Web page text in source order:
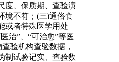
度、保质期、查验演
境不符；(三)通俗食
或者特殊医学用处
治”、“可治愈”等医
验机构查验数据，
制试验记实、查验数